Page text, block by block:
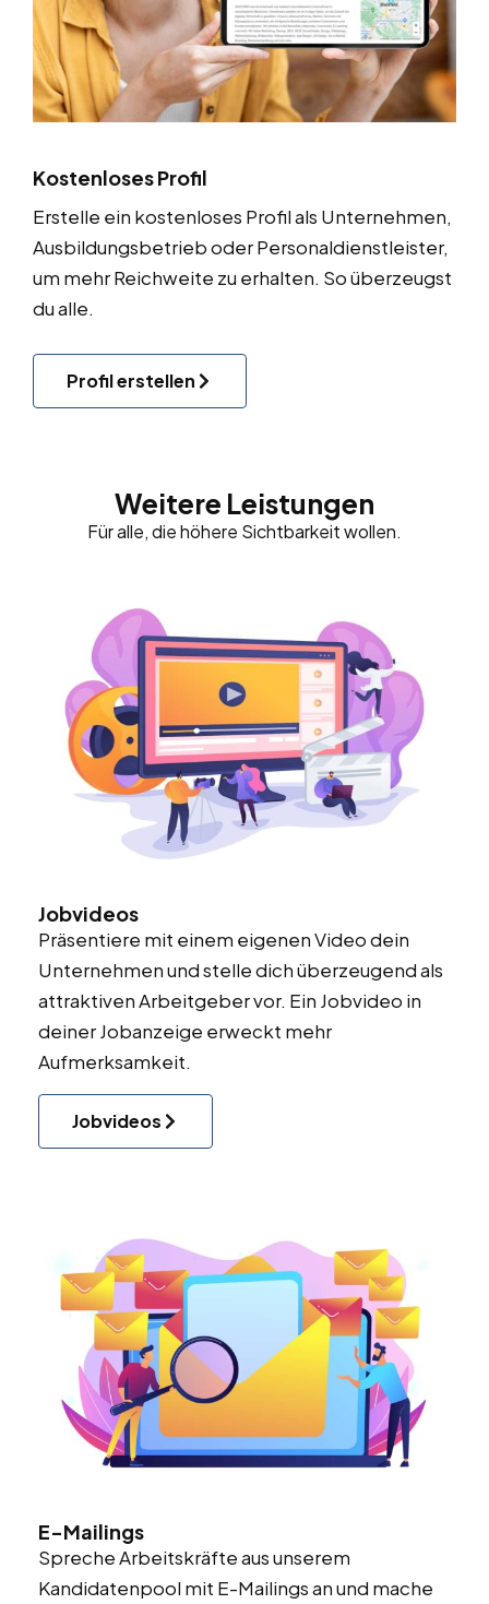
Kostenloses Profil
Erstelle ein kostenloses Profil als Unternehmen,
Ausbildungsbetrieb oder Personaldienstleister,
um mehr Reichweite zu erhalten. So überzeugst
du alle.
Profil erstellen
Weitere Leistungen
Für alle, die höhere Sichtbarkeit wollen.
Jobvideos
Präsentiere mit einem eigenen Video dein
Unternehmen und stelle dich überzeugend als
attraktiven Arbeitgeber vor. Ein Jobvideo in
deiner Jobanzeige erweckt mehr
Aufmerksamkeit.
Jobvideos
E-Mailings
Spreche Arbeitskräfte aus unserem
Kandidatenpool mit E-Mailings an und mache